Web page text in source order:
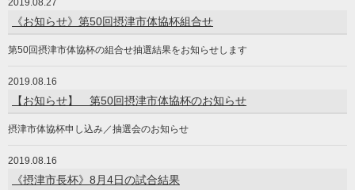
2019.08.27
《お知らせ》第50回摂津市体協杯組合せ
第50回摂津市体協杯の組合せ抽選結果をお知らせします
2019.08.16
【お知らせ】 第50回摂津市体協杯のお知らせ
摂津市体協杯申し込み／抽選会のお知らせ
2019.08.16
《摂津市長杯》8月4日の試合結果